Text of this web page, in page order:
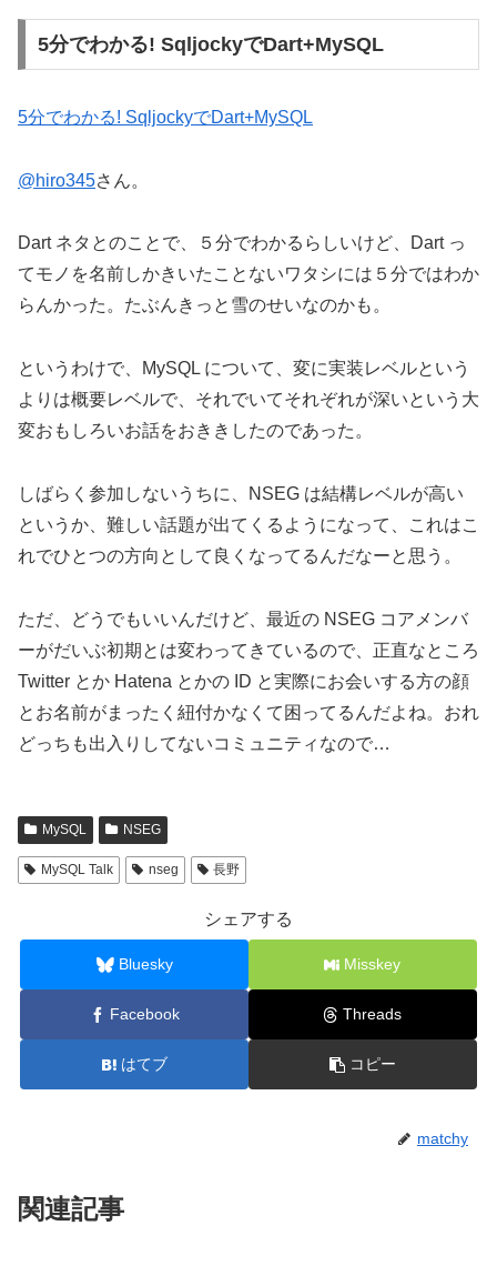
5分でわかる! SqljockyでDart+MySQL
5分でわかる! SqljockyでDart+MySQL
@hiro345さん。
Dart ネタとのことで、５分でわかるらしいけど、Dart っ
てモノを名前しかきいたことないワタシには５分ではわか
らんかった。たぶんきっと雪のせいなのかも。
というわけで、MySQL について、変に実装レベルという
よりは概要レベルで、それでいてそれぞれが深いという大
変おもしろいお話をおききしたのであった。
しばらく参加しないうちに、NSEG は結構レベルが高い
というか、難しい話題が出てくるようになって、これはこ
れでひとつの方向として良くなってるんだなーと思う。
ただ、どうでもいいんだけど、最近の NSEG コアメンバ
ーがだいぶ初期とは変わってきているので、正直なところ
Twitter とか Hatena とかの ID と実際にお会いする方の顔
とお名前がまったく紐付かなくて困ってるんだよね。おれ
どっちも出入りしてないコミュニティなので…
MySQL NSEG
MySQL Talk nseg 長野
シェアする
Bluesky Misskey
Facebook Threads
はてブ コピー
matchy
関連記事